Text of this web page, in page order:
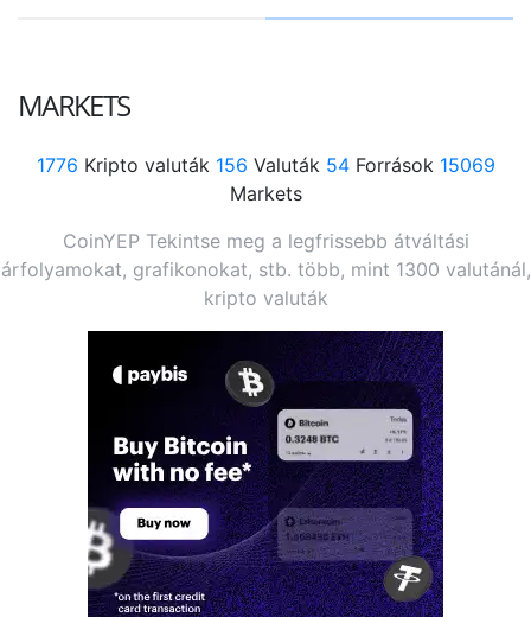
MARKETS
1776 Kripto valuták 156 Valuták 54Források 15069
Markets
CoinYEP Tekintse meg a legfrissebb átváltási
árfolyamokat, grafikonokat, stb. több, mint 1300 valutánál,
kripto valuták